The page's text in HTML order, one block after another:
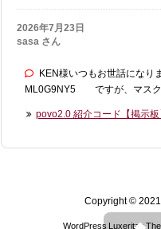
2026年7月23日
sasa さん
KEN様いつもお世話にな
ML0G9NY5 ですが、マスク
povo2.0 紹介コード【掲示板
Copyright © 2021
WordPress Luxeritas